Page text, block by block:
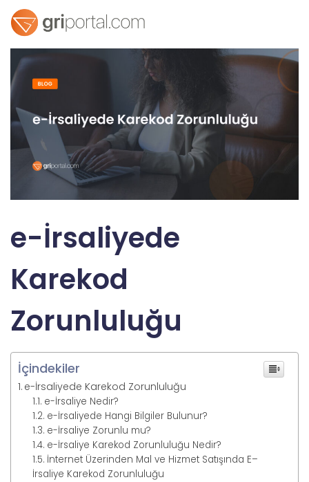
e-İrsaliyede
Karekod
Zorunluluğu
İçindekiler
e-İrsaliyede Karekod Zorunluluğu
e-İrsaliye Nedir?
e-İrsaliyede Hangi Bilgiler Bulunur?
e-İrsaliye Zorunlu mu?
e-İrsaliye Karekod Zorunluluğu Nedir?
İnternet Üzerinden Mal ve Hizmet Satışında E–
İrsaliye Karekod Zorunluluğu